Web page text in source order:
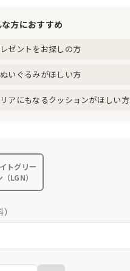
方におすすめ
ゼントをお探しの方
いぐるみがほしい方
アにもなるクッションがほしい方
トグリー
（LGN）